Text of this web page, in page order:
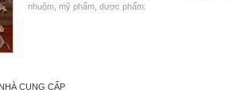
nhuộm, mỹ phẩm, dược phẩm.
CUNG CẤP